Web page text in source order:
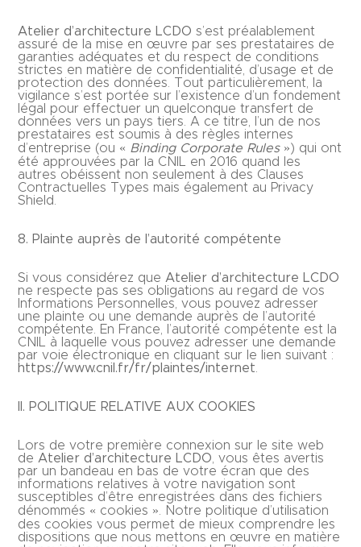
Atelier d’architecture LCDO s’est préalablement
assuré de la mise en œuvre par ses prestataires de
garanties adéquates et du respect de conditions
strictes en matière de confidentialité, d’usage et de
protection des données. Tout particulièrement, la
vigilance s’est portée sur l’existence d’un fondement
légal pour effectuer un quelconque transfert de
données vers un pays tiers. A ce titre, l’un de nos
prestataires est soumis à des règles internes
d’entreprise (ou « Binding Corporate Rules») qui ont
été approuvées par la CNIL en 2016 quand les
autres obéissent non seulement à des Clauses
Contractuelles Types mais également au Privacy
Shield.
8. Plainte auprès de l’autorité compétente
Si vous considérez que Atelier d’architecture LCDO
ne respecte pas ses obligations au regard de vos
Informations Personnelles, vous pouvez adresser
une plainte ou une demande auprès de l’autorité
compétente. En France, l’autorité compétente est la
CNIL à laquelle vous pouvez adresser une demande
par voie électronique en cliquant sur le lien suivant :
https://www.cnil.fr/fr/plaintes/internet
II. POLITIQUE RELATIVE AUX COOKIES
Lors de votre première connexion sur le site web
de Atelier d’architecture LCDO , vous êtes avertis
par un bandeau en bas de votre écran que des
informations relatives à votre navigation sont
susceptibles d’être enregistrées dans des fichiers
dénommés « cookies ». Notre politique d’utilisation
des cookies vous permet de mieux comprendre les
dispositions que nous mettons en œuvre en matière